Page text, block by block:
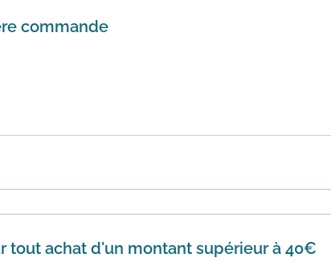
commande
, appliquez ce code promotionnel dans
tout achat d'un montant supérieur à 40€